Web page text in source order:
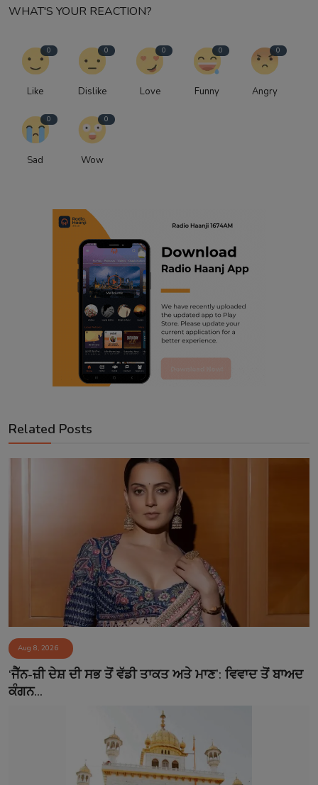
WHAT'S YOUR REACTION?
0
Like
0
Dislike
0
Love
0
Funny
0
Angry
0
Sad
0
Wow
Related Posts
Aug 8, 2026
‘ਜੈੱਨ-ਜ਼ੀ ਦੇਸ਼ ਦੀ ਸਭ ਤੋਂ ਵੱਡੀ ਤਾਕਤ ਅਤੇ ਮਾਣ’: ਵਿਵਾਦ ਤੋਂ ਬਾਅਦ
ਕੰਗਨ...